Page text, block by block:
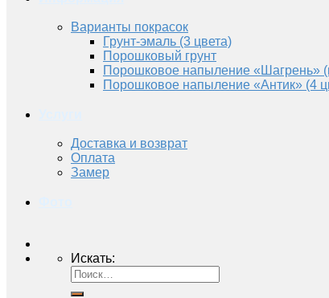
Варианты покрасок
Грунт-эмаль (3 цвета)
Порошковый грунт
Порошковое напыление «Шагрень»
Порошковое напыление «Антик» (4
Доставка и возврат
Оплата
Замер
Искать: